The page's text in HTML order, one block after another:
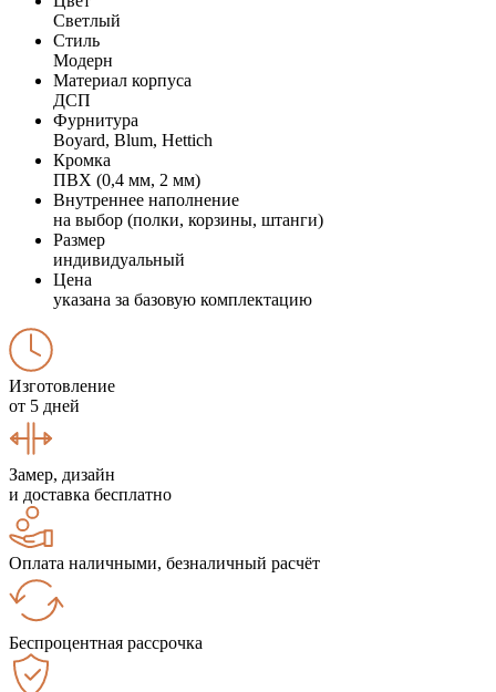
Светлый
Стиль
Модерн
Материал корпуса
ДСП
Фурнитура
Boyard, Blum, Hettich
Кромка
ПВХ (0,4 мм, 2 мм)
Внутреннее наполнение
на выбор (полки, корзины, штанги)
Размер
индивидуальный
Цена
указана за базовую комплектацию
Изготовление
от 5 дней
Замер, дизайн
и доставка бесплатно
Оплата наличными, безналичный расчёт
Беспроцентная рассрочка